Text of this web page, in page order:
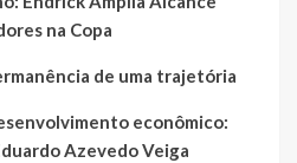
na Copa
de uma trajetória
econômico:
Azevedo Veiga